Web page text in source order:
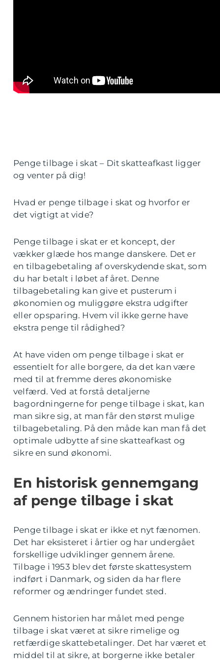
Penge tilbage i skat – Dit skatteafkast ligger
og venter på dig!
Hvad er penge tilbage i skat og hvorfor er
det vigtigt at vide?
Penge tilbage i skat er et koncept, der
vækker glæde hos mange danskere. Det er
en tilbagebetaling af overskydende skat, som
du har betalt i løbet af året. Denne
tilbagebetaling kan give et pusterum i
økonomien og muliggøre ekstra udgifter
eller opsparing. Hvem vil ikke gerne have
ekstra penge til rådighed?
At have viden om penge tilbage i skat er
essentielt for alle borgere, da det kan være
med til at fremme deres økonomiske
velfærd. Ved at forstå detaljerne
bagordningerne for penge tilbage i skat, kan
man sikre sig, at man får den størst mulige
tilbagebetaling. På den måde kan man få det
optimale udbytte af sine skatteafkast og
sikre en sund økonomi.
En historisk gennemgang
af penge tilbage i skat
Penge tilbage i skat er ikke et nyt fænomen.
Det har eksisteret i årtier og har undergået
forskellige udviklinger gennem årene.
Tilbage i 1953 blev det første skattesystem
indført i Danmark, og siden da har flere
reformer og ændringer fundet sted.
Gennem historien har målet med penge
tilbage i skat været at sikre rimelige og
retfærdige skattebetalinger. Det har været et
middel til at sikre, at borgerne ikke betaler